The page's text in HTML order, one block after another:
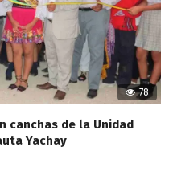
78
canchas de la Unidad
Yachay